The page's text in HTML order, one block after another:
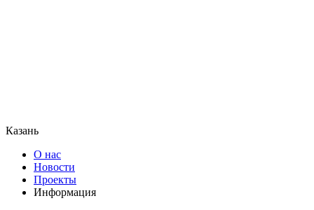
Казань
О нас
Новости
Проекты
Информация